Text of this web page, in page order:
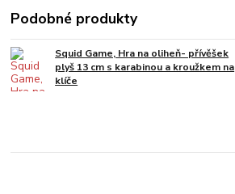
Podobné produkty
Squid Game, Hra na oliheň- přívěšek
plyš 13 cm s karabinou a kroužkem na
klíče